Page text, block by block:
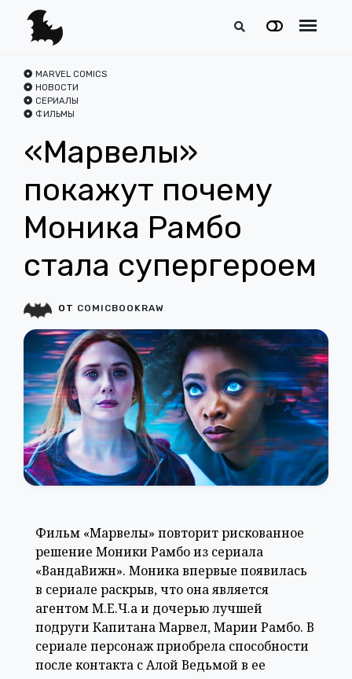
Фильм «Марвелы» повторит рискованное
решение Моники Рамбо из сериала
«ВандаВижн». Моника впервые появилась
в сериале раскрыв, что она является
агентом М.Е.Ч.а и дочерью лучшей
подруги Капитана Марвел, Марии Рамбо. В
сериале персонаж приобрела способности
после контакта с Алой Ведьмой в ее
MARVEL COMICS
НОВОСТИ
СЕРИАЛЫ
ФИЛЬМЫ
«Марвелы»
покажут почему
Моника Рамбо
стала супергероем
ОТ COMICBOOKRAW